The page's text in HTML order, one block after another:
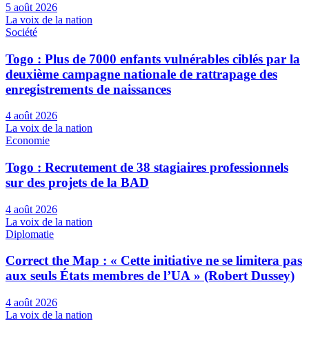
5 août 2026
La voix de la nation
Société
Togo : Plus de 7000 enfants vulnérables ciblés par la
deuxième campagne nationale de rattrapage des
enregistrements de naissances
4 août 2026
La voix de la nation
Economie
Togo : Recrutement de 38 stagiaires professionnels
sur des projets de la BAD
4 août 2026
La voix de la nation
Diplomatie
Correct the Map : « Cette initiative ne se limitera pas
aux seuls États membres de l’UA » (Robert Dussey)
4 août 2026
La voix de la nation